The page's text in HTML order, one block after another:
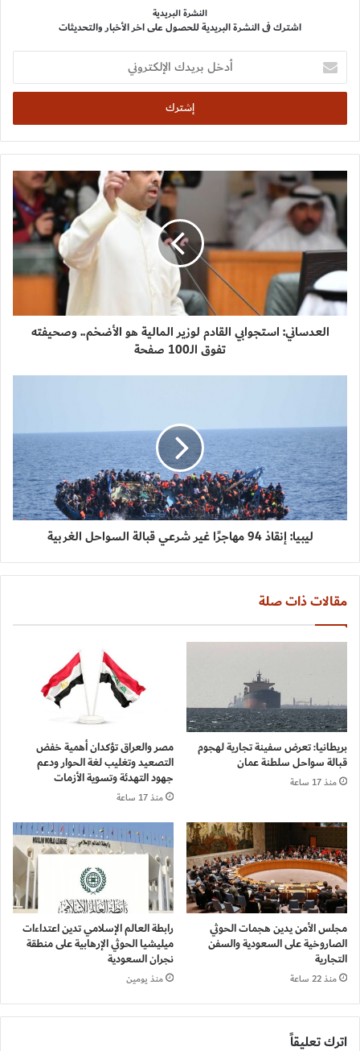
النشرة البريدية
اشترك فى النشرة البريدية للحصول على اخر الأخبار والتحديثات
أدخل
بريدك
الإلكتروني
العدساني: استجوابي القادم لوزير المالية هو الأضخم.. وصحيفته
تفوق الـ100 صفحة
ليبيا: إنقاذ 94 مهاجرًا غير شرعي قبالة السواحل الغربية
مقالات ذات صلة
بريطانيا: تعرض سفينة تجارية لهجوم
قبالة سواحل سلطنة عمان
منذ 17 ساعة
مصر والعراق تؤكدان أهمية خفض
التصعيد وتغليب لغة الحوار ودعم
جهود التهدئة وتسوية الأزمات
منذ 17 ساعة
مجلس الأمن يدين هجمات الحوثي
الصاروخية على السعودية والسفن
التجارية
منذ 22 ساعة
رابطة العالم الإسلامي تدين اعتداءات
ميليشيا الحوثي الإرهابية على منطقة
نجران السعودية
منذ يومين
اترك تعليقاً